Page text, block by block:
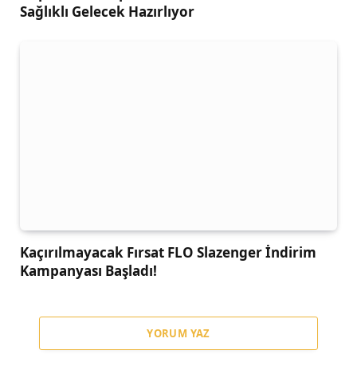
Sağlıklı Gelecek Hazırlıyor
Kaçırılmayacak Fırsat FLO Slazenger İndirim
Kampanyası Başladı!
YORUM YAZ